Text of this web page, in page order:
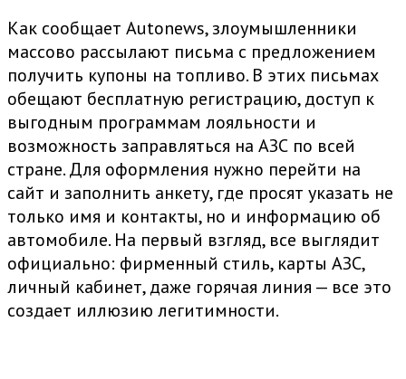
Как сообщает Autonews, злоумышленники
массово рассылают письма с предложением
получить купоны на топливо. В этих письмах
обещают бесплатную регистрацию, доступ к
выгодным программам лояльности и
возможность заправляться на АЗС по всей
стране. Для оформления нужно перейти на
сайт и заполнить анкету, где просят указать не
только имя и контакты, но и информацию об
автомобиле. На первый взгляд, все выглядит
официально: фирменный стиль, карты АЗС,
личный кабинет, даже горячая линия — все это
создает иллюзию легитимности.